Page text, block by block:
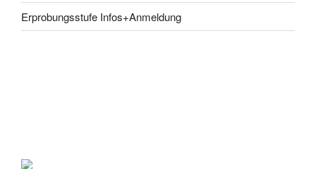
Erprobungsstufe Infos+Anmeldung